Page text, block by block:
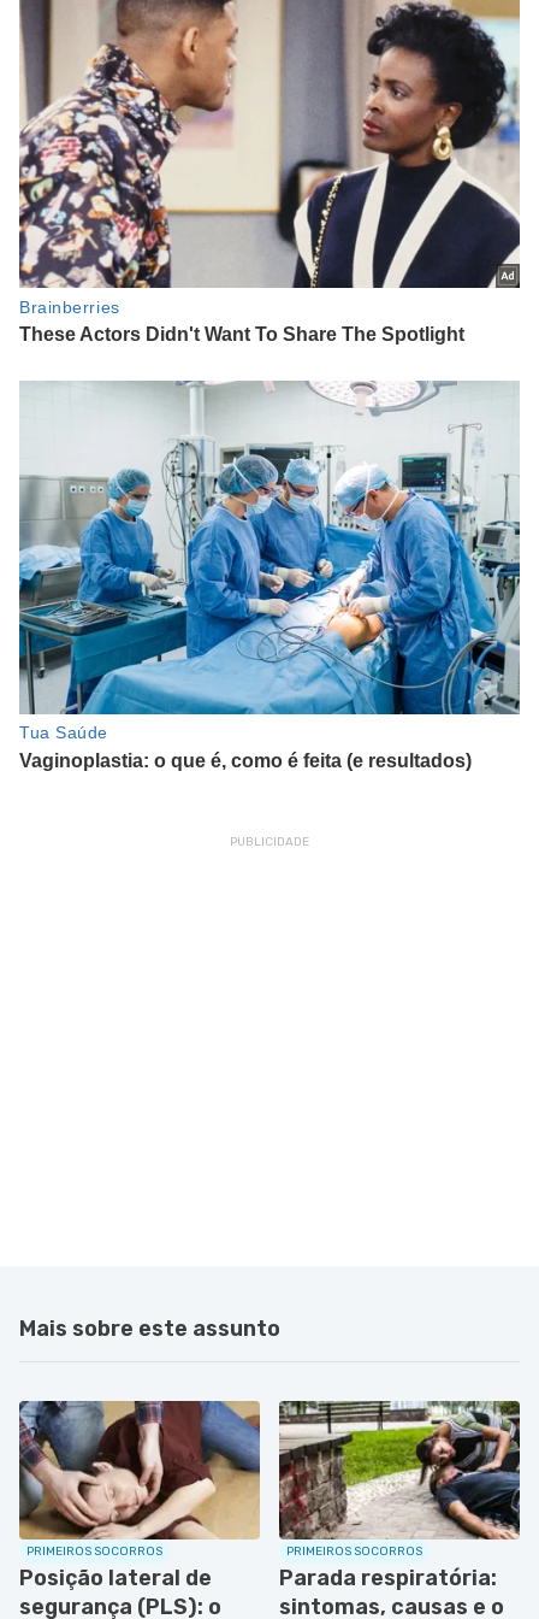
Mais sobre este assunto
PRIMEIROS SOCORROS
Posição lateral de
segurança (PLS): o
PRIMEIROS SOCORROS
Parada respiratória:
sintomas, causas e o